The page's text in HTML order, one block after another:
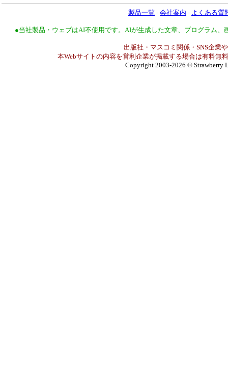
製品一覧 - 会社案内 - よくある質
●当社製品・ウェブはAI不使用です。AIが生成した文章、プログラム
出版社・マスコミ関係・SNS企業
本Webサイトの内容を営利企業が掲載する場合は有料無
Copyright 2003-2026 © Strawberry